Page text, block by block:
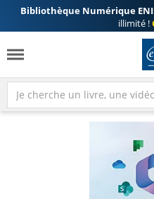
Bibliothèque Numérique
illimité !